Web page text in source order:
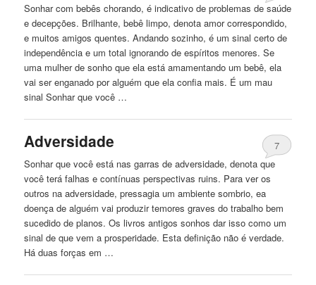
Sonhar com bebês chorando, é indicativo de problemas de saúde
e decepções. Brilhante, bebê limpo, denota amor correspondido,
e muitos amigos quentes. Andando sozinho, é um sinal certo de
independência e um total ignorando de espíritos menores. Se
uma mulher de sonho que ela está amamentando um bebê, ela
vai ser enganado por alguém que ela confia mais. É um mau
sinal Sonhar que você …
Adversidade
7
Sonhar que você está nas garras de adversidade, denota que
você terá falhas e contínuas perspectivas ruins. Para ver os
outros na adversidade, pressagia um ambiente sombrio, ea
doença de alguém vai produzir temores graves do trabalho bem
sucedido de planos. Os livros antigos sonhos dar isso como um
sinal de que vem a prosperidade. Esta definição não é verdade.
Há duas forças em …